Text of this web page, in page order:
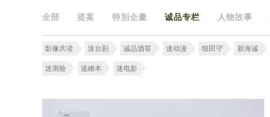
全部 提案 特別企畫 诚品专栏 人物故事
影像共读 迷台剧 诚品酒窖 迷动漫 细田守 新海诚
迷测验 迷繪本 迷电影